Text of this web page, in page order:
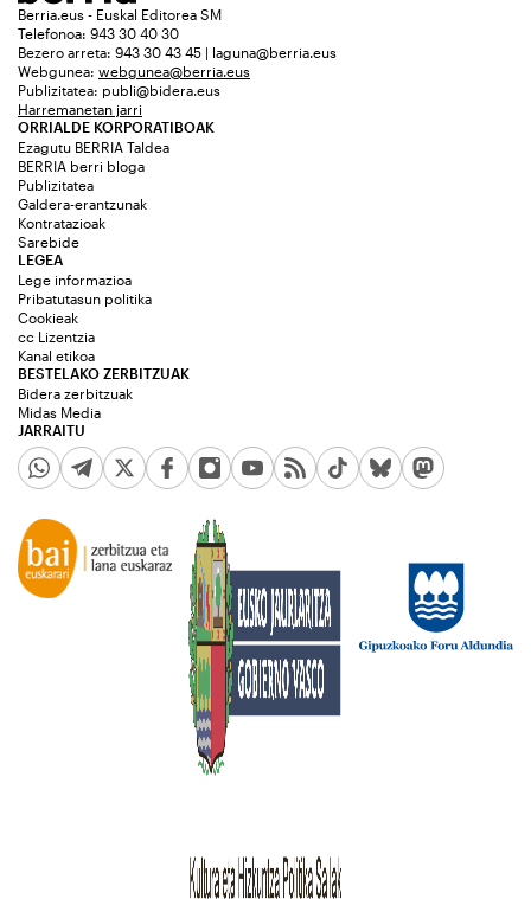
Berria.eus - Euskal Editorea SM
Telefonoa: 943 30 40 30
Bezero arreta: 943 30 43 45 | laguna@berria.eus
Webgunea: webgunea@berria.eus
Publizitatea: publi@bidera.eus
Harremanetan jarri
ORRIALDE KORPORATIBOAK
Ezagutu BERRIA Taldea
BERRIA berri bloga
Publizitatea
Galdera-erantzunak
Kontratazioak
Sarebide
JARRAITU
LEGEA
Lege informazioa
Pribatutasun politika
Cookieak
cc Lizentzia
Kanal etikoa
BESTELAKO ZERBITZUAK
Bidera zerbitzuak
Midas Media